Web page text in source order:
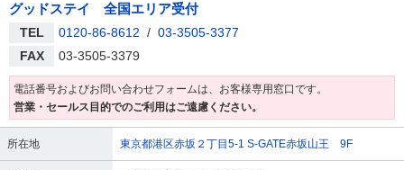
グッドステイ 全国エリア受付
TEL 0120-86-8612 / 03-3505-3377
FAX
03-3505-3379
電話番号およびお問い合わせフォームは、お客様専用窓口です。
営業・セールス目的でのご利用はご遠慮ください。
所在地 東京都港区赤坂２丁目5-1 S-GATE赤坂山王 9F